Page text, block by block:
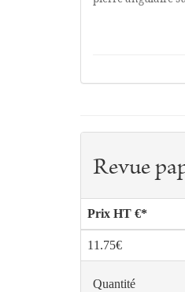
Revue
Prix HT €*
11.75€
Quantité